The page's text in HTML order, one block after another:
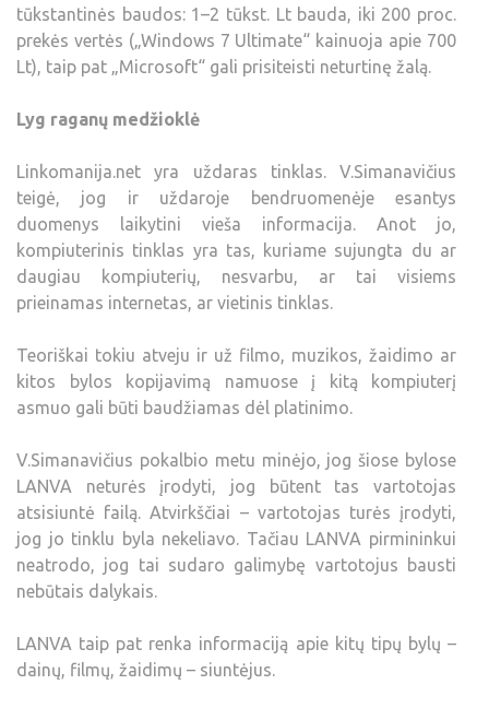
tūkstantinės baudos: 1–2 tūkst. Lt bauda, iki 200 proc.
prekės vertės („Windows 7 Ultimate“ kainuoja apie 700
Lt), taip pat „Microsoft“ gali prisiteisti neturtinę žalą.
Lyg raganų medžioklė
Linkomanija.net yra uždaras tinklas. V.Simanavičius
teigė, jog ir uždaroje bendruomenėje esantys
duomenys laikytini vieša informacija. Anot jo,
kompiuterinis tinklas yra tas, kuriame sujungta du ar
daugiau kompiuterių, nesvarbu, ar tai visiems
prieinamas internetas, ar vietinis tinklas.
Teoriškai tokiu atveju ir už filmo, muzikos, žaidimo ar
kitos bylos kopijavimą namuose į kitą kompiuterį
asmuo gali būti baudžiamas dėl platinimo.
V.Simanavičius pokalbio metu minėjo, jog šiose bylose
LANVA neturės įrodyti, jog būtent tas vartotojas
atsisiuntė failą. Atvirkščiai – vartotojas turės įrodyti,
jog jo tinklu byla nekeliavo. Tačiau LANVA pirmininkui
neatrodo, jog tai sudaro galimybę vartotojus bausti
nebūtais dalykais.
LANVA taip pat renka informaciją apie kitų tipų bylų –
dainų, filmų, žaidimų – siuntėjus.